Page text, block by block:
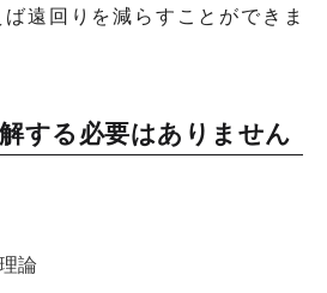
遠回りを減らすことができま
する必要はありません
論